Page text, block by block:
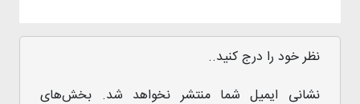
نظر خود را درج کنید..
نشانی ایمیل شما منتشر نخواهد شد. بخش‌های